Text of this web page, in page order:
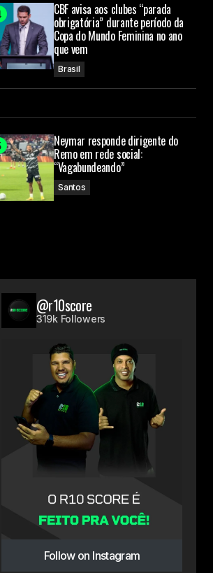
CBF avisa aos clubes “parada
obrigatória” durante período da
Copa do Mundo Feminina no ano
que vem
Brasil
Neymar responde dirigente do
Remo em rede social:
“Vagabundeando”
Santos
@r10score
319k Followers
Follow on Instagram